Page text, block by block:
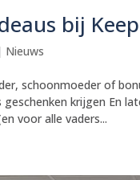
bij
Nieuws
schoonmoeder of
krijgen En
voor alle vaders...